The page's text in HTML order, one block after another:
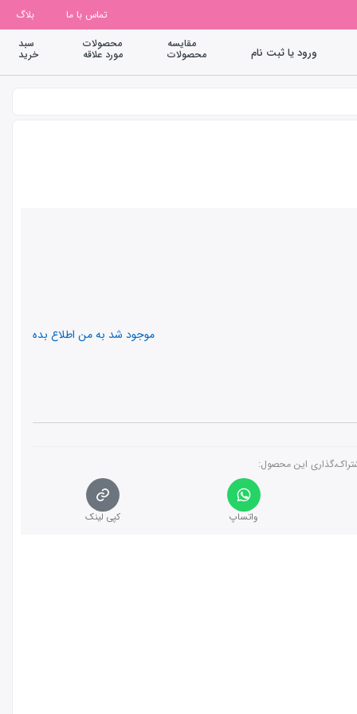
تماس با ما بلاگ
ورود یا ثبت نام
مقایسه
محصولات
محصولات
مورد علاقه
سبد
خرید
موجود شد به من اطلاع بده
این محصول‌:
واتساپ کپی لینک